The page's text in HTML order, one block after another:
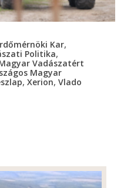
Kar,
Politika,
Vadászatért
Magyar
, Xerion, Vlado